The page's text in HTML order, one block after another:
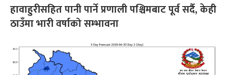
हावाहुरीसहित पानी पार्ने प्रणाली पश्चिमबाट पूर्व सर्दै, केही
ठाउँमा भारी वर्षाको सम्भावना